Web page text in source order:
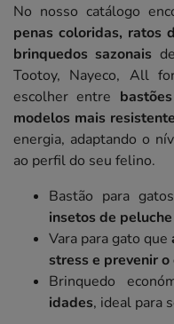
No nosso catálogo
penas coloridas, ratos
brinquedos sazonais
Tootoy, Nayeco, All
escolher entre
modelos mais
energia, adaptando o
ao perfil do seu felino.
Bastão para
insetos de peluche
Vara para gato que
stress e prevenir
Brinquedo
idades, ideal para